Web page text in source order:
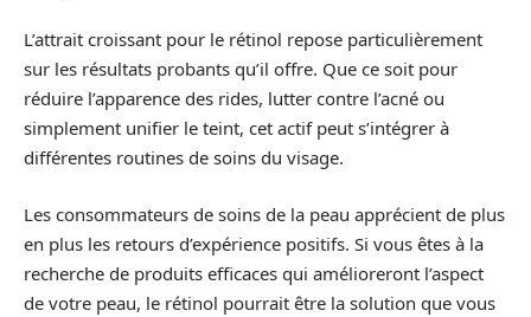
L’attrait croissant pour le rétinol repose particulièrement
sur les résultats probants qu’il offre. Que ce soit pour
réduire l’apparence des rides, lutter contre l’acné ou
simplement unifier le teint, cet actif peut s’intégrer à
différentes routines de soins du visage.
Les consommateurs de soins de la peau apprécient de plus
en plus les retours d’expérience positifs. Si vous êtes à la
recherche de produits efficaces qui amélioreront l’aspect
de votre peau, le rétinol pourrait être la solution que vous